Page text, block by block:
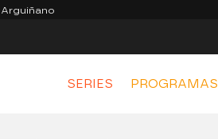
SERIES PROGRAMAS